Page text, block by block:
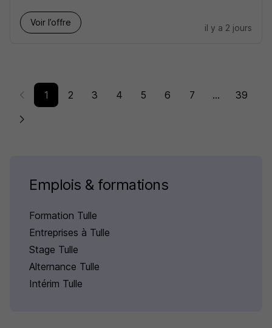
Voir l’offre
il y a 2 jours
1 2 3 4 5 6 7 ... 39
Emplois & formations
Formation Tulle
Entreprises à Tulle
Stage Tulle
Alternance Tulle
Intérim Tulle